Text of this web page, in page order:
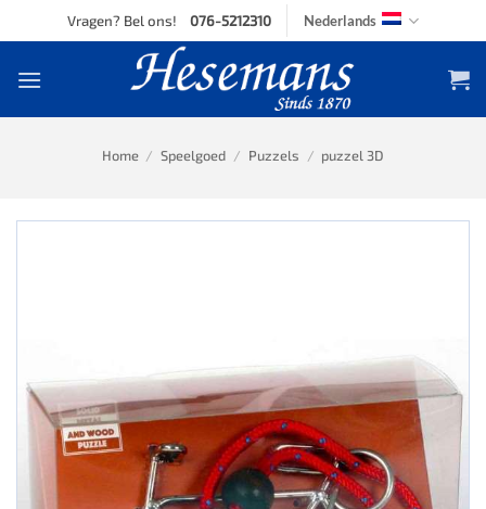
to
Vragen? Bel ons! 076-5212310 Nederlands
Home / Speelgoed / Puzzels / puzzel 3D